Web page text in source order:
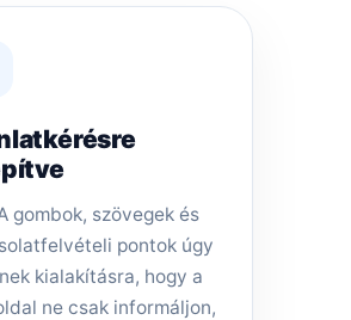
gombok, szövegek és
pontok úgy
kialakításra, hogy a
ne csak informáljon,